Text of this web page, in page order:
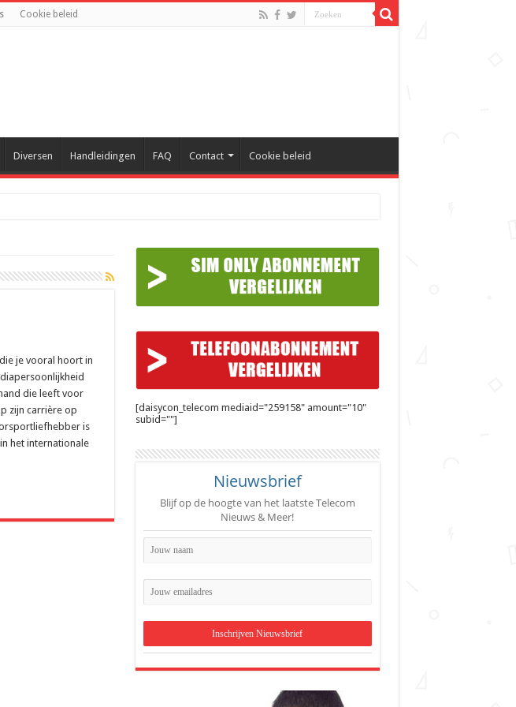
Cookie beleid
Diversen Handleidingen FAQ Contact Cookie beleid
je vooral hoort in
die leeft voor
zijn carrière op
is
het internationale
[daisycon_telecom mediaid="259158" amount="10"
subid=""]
Nieuwsbrief
Blijf op de hoogte van het laatste Telecom
Nieuws & Meer!